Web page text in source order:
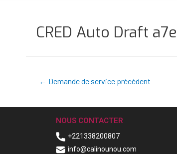
CRED Auto Draft
← Demande de service précédent
NOUS CONTACTER
+221338200807
info@calinounou.com